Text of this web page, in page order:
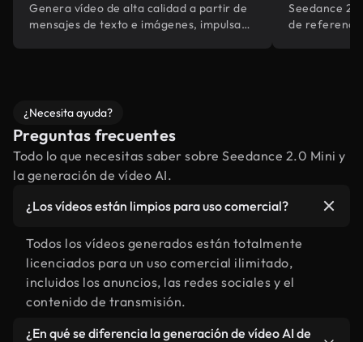
Genera vídeo de alta calidad a partir de
mensajes de texto e imágenes, impulsado
Seedance
de
¿Necesita ayuda?
Preguntas frecuentes
Todo lo que necesitas saber sobre Seedance 2.0 Mini y
la generación de vídeo AI.
¿Los vídeos están limpios para uso comercial?
Todos los vídeos generados están totalmente
licenciados para un uso comercial ilimitado,
incluidos los anuncios, las redes sociales y el
contenido de transmisión.
¿En qué se diferencia la generación de vídeo AI de